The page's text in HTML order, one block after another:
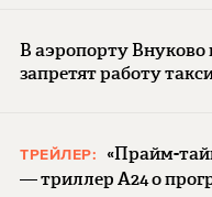
В аэропорту Внуково
запретят работу
ТРЕЙЛЕР:
«Прайм-
— триллер A24 о